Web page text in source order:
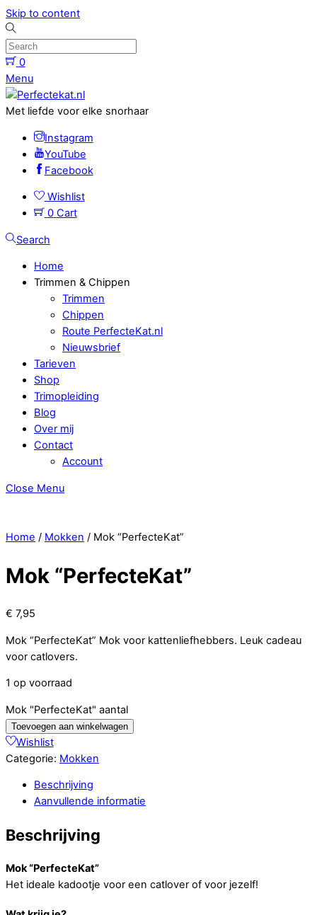
Skip to content
0
Menu
Met liefde voor elke snorhaar
Instagram
YouTube
Facebook
Wishlist
0 Cart
Search
Home
Trimmen & Chippen
Trimmen
Chippen
Route PerfecteKat.nl
Nieuwsbrief
Tarieven
Shop
Trimopleiding
Blog
Over mij
Contact
Account
Close Menu
Home / Mokken / Mok “PerfecteKat”
Mok “PerfecteKat”
€ 7,95
Mok “PerfecteKat” Mok voor kattenliefhebbers. Leuk cadeau
voor catlovers.
1 op voorraad
Mok "PerfecteKat" aantal
Toevoegen aan winkelwagen
Wishlist
Categorie: Mokken
Beschrijving
Aanvullende informatie
Beschrijving
Mok “PerfecteKat”
Het ideale kadootje voor een catlover of voor jezelf!